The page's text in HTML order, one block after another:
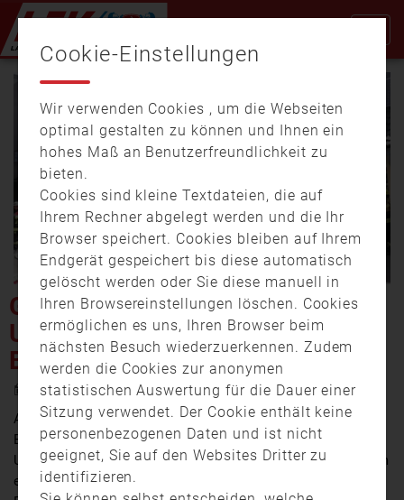
Video
GROSSBRAND IN U
NTERSIEMAU: EHEMALIGE B
RAUEREI IN FLAMMEN
11. Juni 2026 15:55
Am Donnerstagvormittag (11. Juni) wurden zahlreiche
Einsatzkräfte in die Lichtenfelser Straße in
Untersiemau im Landkreis Coburg alarmiert. Aus einem
ehemaligen Brauereigebäude war dichter schwarzer
Cookie-Einstellungen
Wir verwenden Cookies , um die Webseiten
optimal gestalten zu können und Ihnen ein
hohes Maß an Benutzerfreundlichkeit zu
bieten.
Cookies sind kleine Textdateien, die auf
Ihrem Rechner abgelegt werden und die Ihr
Browser speichert. Cookies bleiben auf Ihrem
Endgerät gespeichert bis diese automatisch
gelöscht werden oder Sie diese manuell in
Ihren Browsereinstellungen löschen. Cookies
ermöglichen es uns, Ihren Browser beim
nächsten Besuch wiederzuerkennen. Zudem
werden die Cookies zur anonymen
statistischen Auswertung für die Dauer einer
Sitzung verwendet. Der Cookie enthält keine
personenbezogenen Daten und ist nicht
geeignet, Sie auf den Websites Dritter zu
identifizieren.